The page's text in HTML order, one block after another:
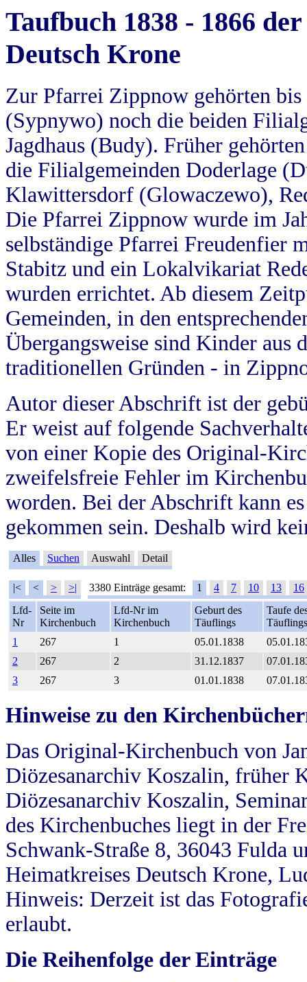
Taufbuch 1838 - 1866
Deutsch Krone
Zur Pfarrei Zippnow gehörten
(Sypnywo) noch die beiden
Jagdhaus (Budy). Früher
die Filialgemeinden Doderlage
Klawittersdorf (Glowaczewo),
Die Pfarrei Zippnow wurde im
selbständige Pfarrei Freudenfier
Stabitz und ein Lokalvikariat
wurden errichtet. Ab diesem
Gemeinden, in den
Übergangsweise sind Kinder aus
traditionellen Gründen - in
Autor dieser Abschrift ist der
Er weist auf folgende
von einer Kopie des Original-
zweifelsfreie Fehler im
worden. Bei der Abschrift kann
gekommen sein. Deshalb wird
Alles Suchen Auswahl Detail
|< < > >| 3380 Einträge gesamt: 1 4 7 10 13
16
Lfd-
Nr
Seite im
Kirchenbuch
Lfd-Nr im
Kirchenbuch
Geburt des
Täuflings
Taufe
Täuflings
1
267 1 05.01.1838
2
267 2 31.12.1837
3
267 3 01.01.1838
Hinweise zu den
Das Original-Kirchenbuch von
Diözesanarchiv Koszalin, früher
Diözesanarchiv Koszalin,
des Kirchenbuches liegt in der
Schwank-Straße 8, 36043 Fulda
Heimatkreises Deutsch Krone,
Hinweis: Derzeit ist das
erlaubt.
Die Reihenfolge der Einträge